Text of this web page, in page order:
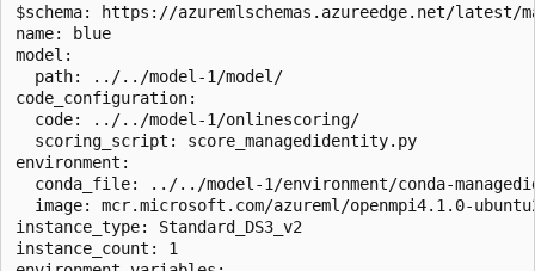
$schema: https://azuremlschemas.azureedge.net/latest/
name: blue
model:
  path: ../../model-1/model/
code_configuration:
  code: ../../model-1/onlinescoring/
  scoring_script: score_managedidentity.py
environment:
conda_file: ../../model-1/environment/conda-
image: mcr.microsoft.com/azureml/openmpi4.1.0-
instance_type: Standard_DS3_v2
instance_count: 1